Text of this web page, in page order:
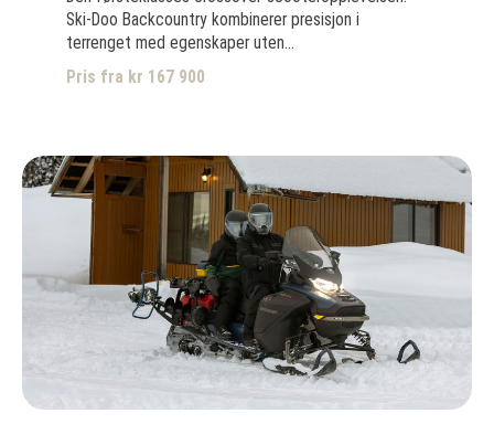
Ski-Doo Backcountry kombinerer presisjon i
terrenget med egenskaper uten...
Pris fra kr 167 900